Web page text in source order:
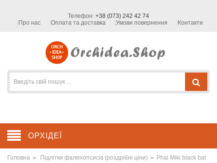
Телефон: +38 (073) 242 42 74
Про нас
Оплата та доставка Умови повернення Контакти
ОРХІДЕЇ
Головна » Підлітки фаленопсисів (роздрібні ціни) » Phal Miki black bat